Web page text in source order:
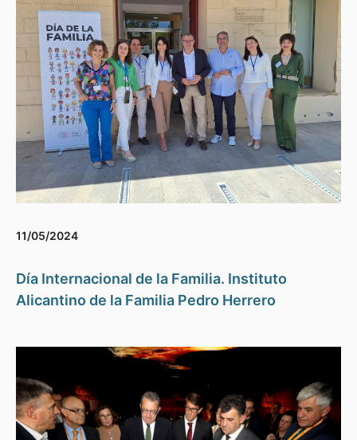
11/05/2024
Día Internacional de la Familia. Instituto
Alicantino de la Familia Pedro Herrero